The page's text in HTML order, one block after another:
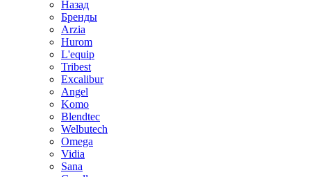
Назад
Бренды
Arzia
Hurom
L'equip
Tribest
Excalibur
Angel
Komo
Blendtec
Welbutech
Omega
Vidia
Sana